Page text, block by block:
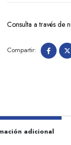
Consulta a través de
adicional